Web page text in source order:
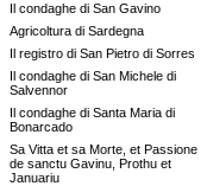
Il condaghe di San Gavino
Agricoltura di Sardegna
Il registro di San Pietro di Sorres
Il condaghe di San Michele di
Salvennor
Il condaghe di Santa Maria di
Bonarcado
Sa Vitta et sa Morte, et Passione
de sanctu Gavinu, Prothu et
Januariu